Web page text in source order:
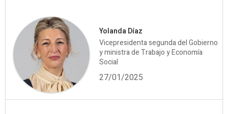
Yolanda Díaz
Vicepresidenta segunda del Gobierno
y ministra de Trabajo y Economía
Social
27/01/2025